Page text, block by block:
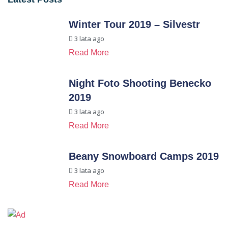
Winter Tour 2019 – Silvestr
3 lata ago
Read More
Night Foto Shooting Benecko
2019
3 lata ago
Read More
Beany Snowboard Camps 2019
3 lata ago
Read More